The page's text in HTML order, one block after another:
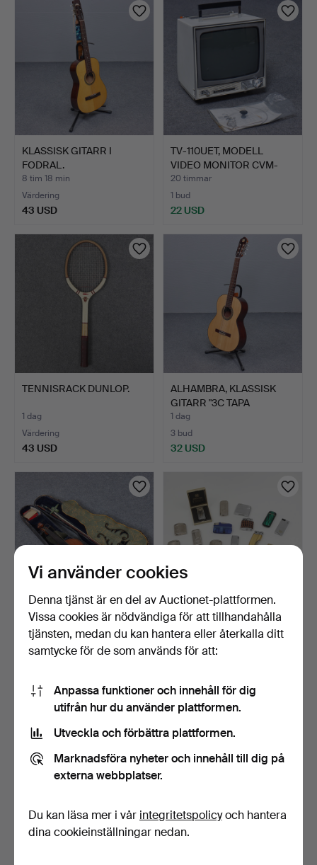
KLASSISK GITARR I
FODRAL.
8 tim 18 min
Värdering
43 USD
TV-110UET, MODELL
VIDEO MONITOR CVM-
110UET…
20 timmar
1 bud
22 USD
TENNISRACK DUNLOP.
1 dag
Värdering
43 USD
ALHAMBRA, KLASSISK
GITARR "3C TAPA
MACIZA"…
1 dag
3 bud
32 USD
ÄLDRE FIOL MED STRÅKE
I FODRAL.
1 dag
58 USD
SAMLING TÄNDARE,
REKLAM, RONSON M.M
(EJ TR…
4 dagar
74 USD
Vi använder cookies
Denna tjänst är en del av Auctionet-plattformen.
Vissa cookies är nödvändiga för att tillhandahålla
tjänsten, medan du kan hantera eller återkalla ditt
samtycke för de som används för att:
Anpassa funktioner och innehåll för dig
utifrån hur du använder plattformen.
Utveckla och förbättra plattformen.
Marknadsföra nyheter och innehåll till dig på
externa webbplatser.
Du kan läsa mer i vår integritetspolicyoch hantera
dina cookieinställningar nedan.